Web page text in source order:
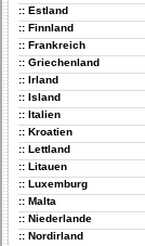
:: Estland
:: Finnland
:: Frankreich
:: Griechenland
:: Irland
:: Island
:: Italien
:: Kroatien
:: Lettland
:: Litauen
:: Luxemburg
:: Malta
:: Niederlande
:: Nordirland